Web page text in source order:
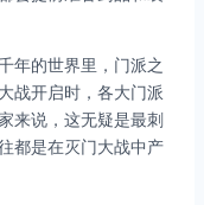
年的世界里，门派之
战开启时，各大门派
来说，这无疑是最刺
都是在灭门大战中产